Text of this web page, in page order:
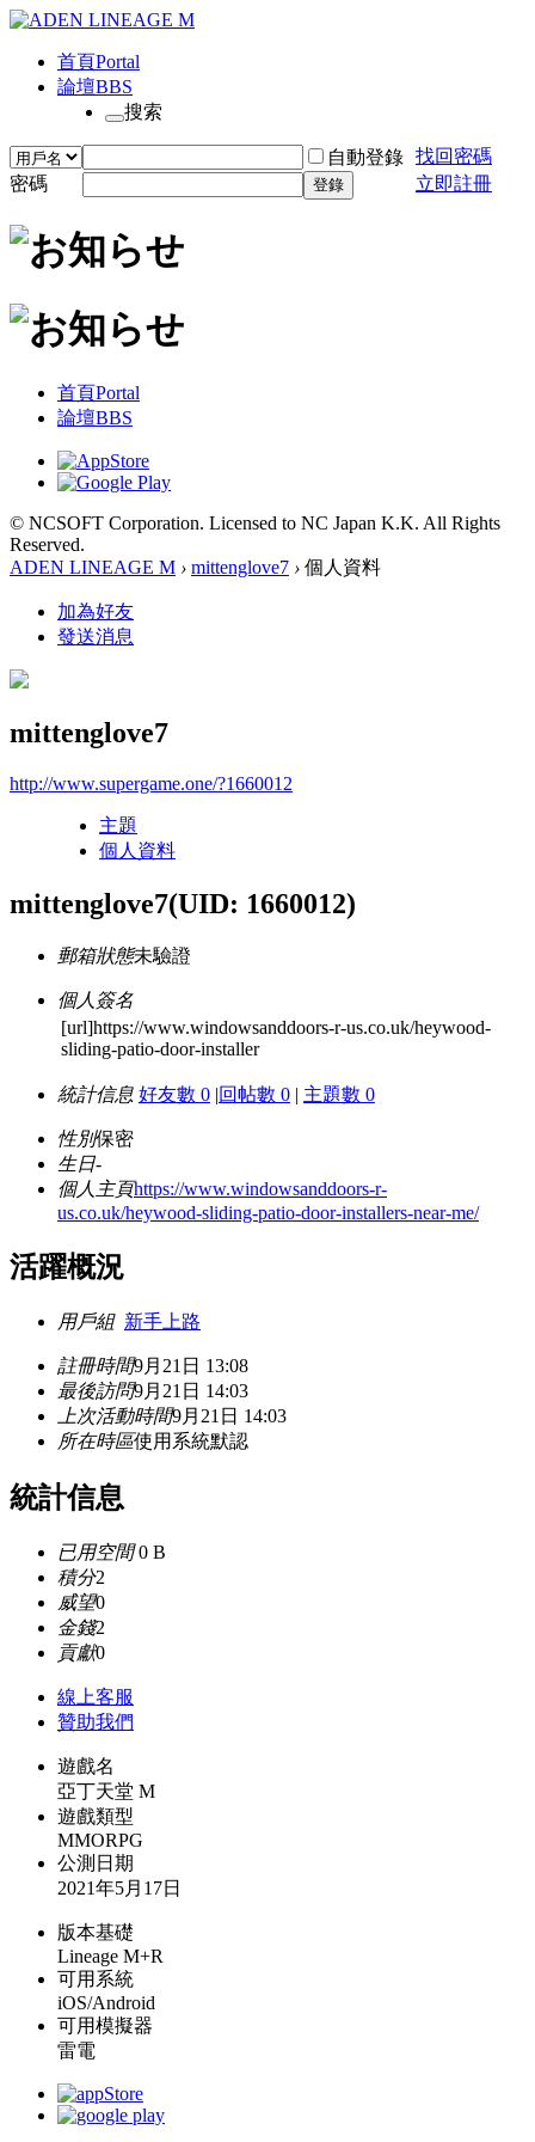
首頁Portal
論壇BBS
搜索
自動登錄 找回密碼
密碼
登錄 立即註冊
首頁Portal
論壇BBS
© NCSOFT Corporation. Licensed to NC Japan K.K. All Rights
Reserved.
ADEN LINEAGE M › mittenglove7 › 個人資料
加為好友
發送消息
mittenglove7
http://www.supergame.one/?1660012
主題
個人資料
mittenglove7(UID: 1660012)
郵箱狀態未驗證
個人簽名
[url]https://www.windowsanddoors-r-us.co.uk/heywood-
sliding-patio-door-installer
統計信息 好友數 0 |回帖數 0 | 主題數 0
性別保密
生日-
個人主頁https://www.windowsanddoors-r-
us.co.uk/heywood-sliding-patio-door-installers-near-me/
活躍概況
用戶組 新手上路
註冊時間9月21日 13:08
最後訪問9月21日 14:03
上次活動時間9月21日 14:03
所在時區使用系統默認
統計信息
已用空間0 B
積分2
威望0
金錢2
貢獻0
線上客服
贊助我們
遊戲名
亞丁天堂 M
遊戲類型
MMORPG
公測日期
2021年5月17日
版本基礎
Lineage M+R
可用系統
iOS/Android
可用模擬器
雷電